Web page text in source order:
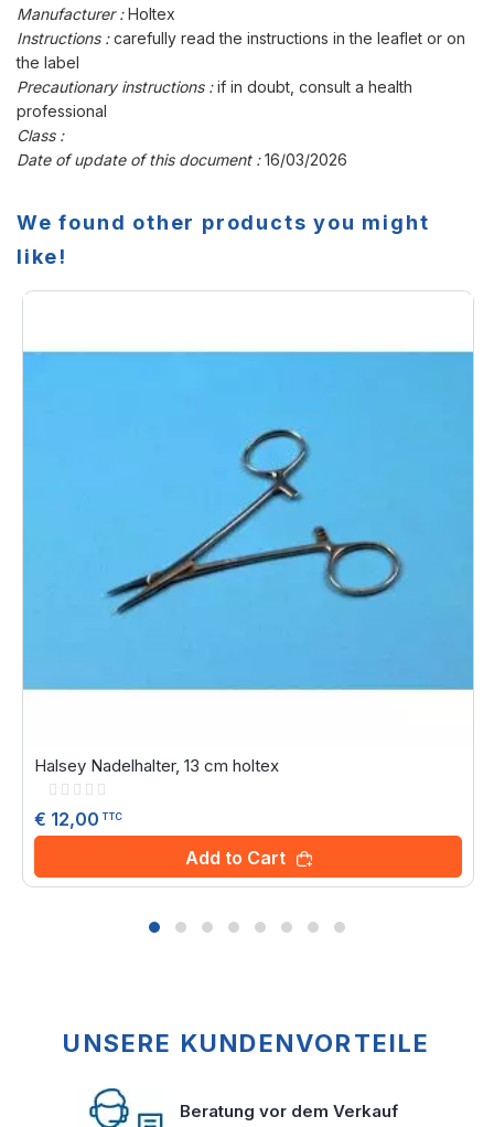
Manufacturer :Holtex
Instructions :carefully read the instructions in the leaflet or on
the label
Precautionary instructions :if in doubt, consult a health
professional
Class :
Date of update of this document :16/03/2026
We found other products you might
like!
Halsey Nadelhalter, 13 cm holtex
Rating:
€ 12,00 TTC
Add to Cart
UNSERE KUNDENVORTEILE
Beratung vor dem Verkauf